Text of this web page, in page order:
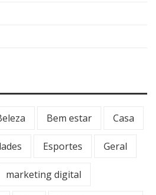
Bem estar Casa
Esportes Geral
marketing digital